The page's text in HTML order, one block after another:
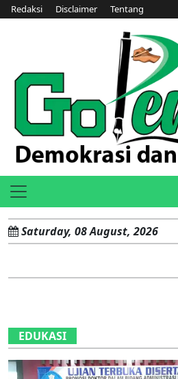
Redaksi Disclaimer Tentang
Saturday, 08 August, 2026
EDUKASI